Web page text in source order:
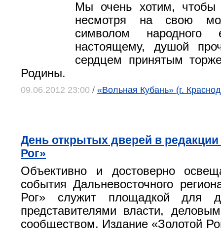
Мы очень хотим, чтобы
несмотря на свою
символом народного
настоящему, душой
сердцем принятым
Родины.
09.06.2012 23:00 / «Вольная Кубань» (г.
День открытых дверей в
Рог»
Объективно и достоверно
события Дальневосточного
Рог» служит площадкой для
представителями власти,
сообществом. Издание «Золотой